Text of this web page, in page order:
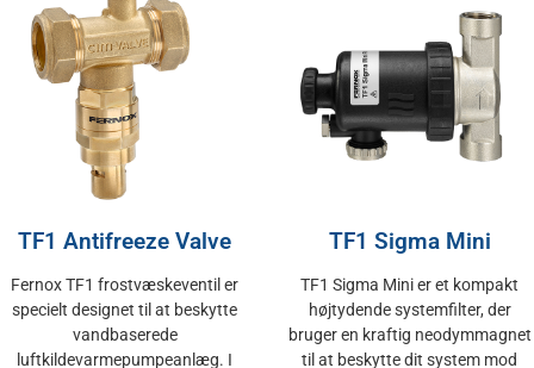
TF1 Antifreeze Valve
Fernox TF1 frostvæskeventil er
specielt designet til at beskytte
vandbaserede
luftkildevarmepumpeanlæg. I
TF1 Sigma Mini
TF1 Sigma Mini er et kompakt
højtydende systemfilter, der
bruger en kraftig neodymmagnet
til at beskytte dit system mod